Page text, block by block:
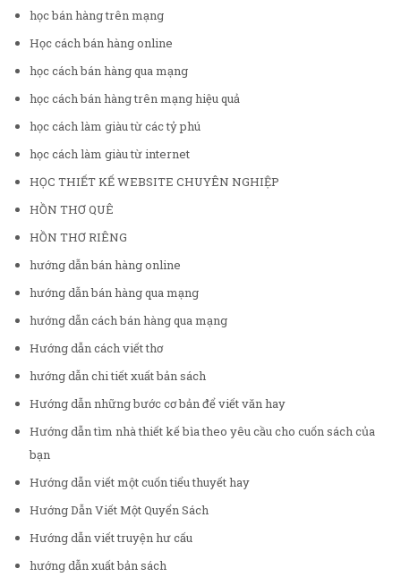
học bán hàng trên mạng
Học cách bán hàng online
học cách bán hàng qua mạng
học cách bán hàng trên mạng hiệu quả
học cách làm giàu từ các tỷ phú
học cách làm giàu từ internet
HỌC THIẾT KẾ WEBSITE CHUYÊN NGHIỆP
HỒN THƠ QUÊ
HỒN THƠ RIÊNG
hướng dẫn bán hàng online
hướng dẫn bán hàng qua mạng
hướng dẫn cách bán hàng qua mạng
Hướng dẫn cách viết thơ
hướng dẫn chi tiết xuất bản sách
Hướng dẫn những bước cơ bản để viết văn hay
Hướng dẫn tìm nhà thiết kế bìa theo yêu cầu cho cuốn sách của
bạn
Hướng dẫn viết một cuốn tiểu thuyết hay
Hướng Dẫn Viết Một Quyển Sách
Hướng dẫn viết truyện hư cấu
hướng dẫn xuất bản sách